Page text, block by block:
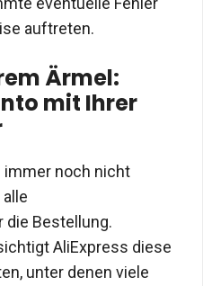
auftreten.
Ärmel:
mit Ihrer
immer noch nicht
die Bestellung.
AliExpress diese
unter denen viele